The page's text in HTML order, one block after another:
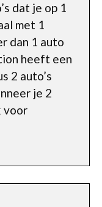
dat je op 1
met 1
dan 1 auto
heeft een
2 auto’s
je 2
voor